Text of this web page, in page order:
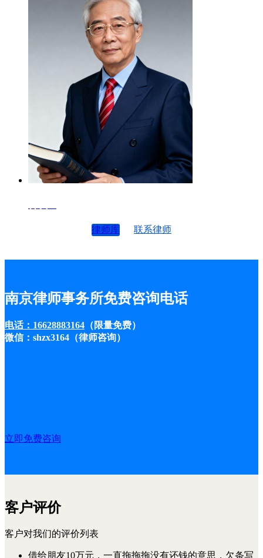
律师库 联系律师
南京律师事务所免费咨询电话
电话：16628883164 （限量免费）
微信：shzx3164（律师咨询）
立即免费咨询
客户评价
客户对我们的评价列表
借给朋友10万元，一直拖拖拖没有还钱的意思，欠条写